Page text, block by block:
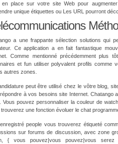
en place sur votre site Web pour
unique étiquettes ou Les URL pourront
a une frappante sélection solutions qui
Ce application a en fait fantastique
Comme mentionné précédemment plus
et fun utiliser polyvalent profils comme
autres zones.
peut être utilisé chez le vôtre blog,
à vos besoins site Internet. Chatango
Vous pouvez personnaliser la couleur de
une fonction évoluer le chat
people vous trouverez étiqueté
sur forums de discussion, avec zone
{ vous pouvez|vous pouvez|vous